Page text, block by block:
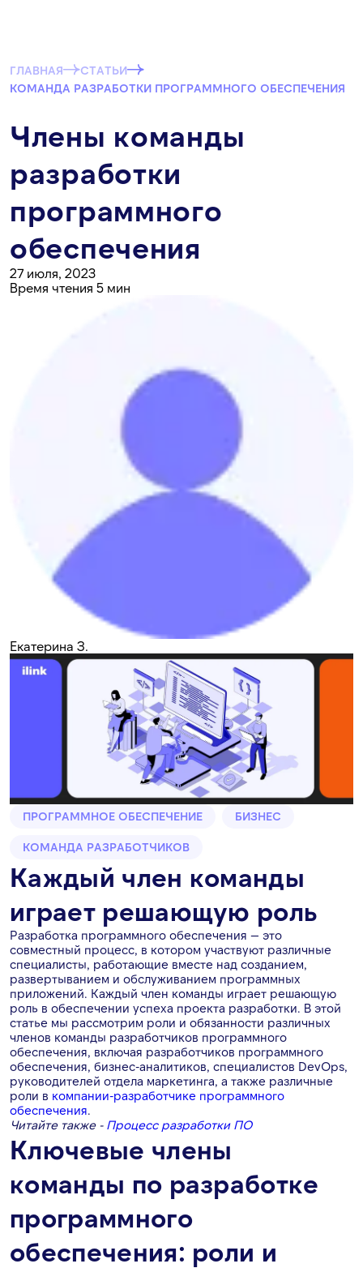
ГЛАВНАЯ
СТАТЬИ
КОМАНДА РАЗРАБОТКИ ПРОГРАММНОГО ОБЕСПЕЧЕНИЯ
Члены команды
разработки
программного
обеспечения
27 июля, 2023
Время чтения 5 мин
Екатерина З.
ПРОГРАММНОЕ ОБЕСПЕЧЕНИЕ БИЗНЕС
КОМАНДА РАЗРАБОТЧИКОВ
Каждый член команды
играет решающую роль
Разработка программного обеспечения — это
совместный процесс, в котором участвуют различные
специалисты, работающие вместе над созданием,
развертыванием и обслуживанием программных
приложений. Каждый член команды играет решающую
роль в обеспечении успеха проекта разработки. В этой
статье мы рассмотрим роли и обязанности различных
членов команды разработчиков программного
обеспечения, включая разработчиков программного
обеспечения, бизнес-аналитиков, специалистов DevOps,
руководителей отдела маркетинга, а также различные
роли в компании-разработчике программного
обеспечения
Читайте также -Процесс разработки ПО
Ключевые члены
команды по разработке
программного
обеспечения: роли и